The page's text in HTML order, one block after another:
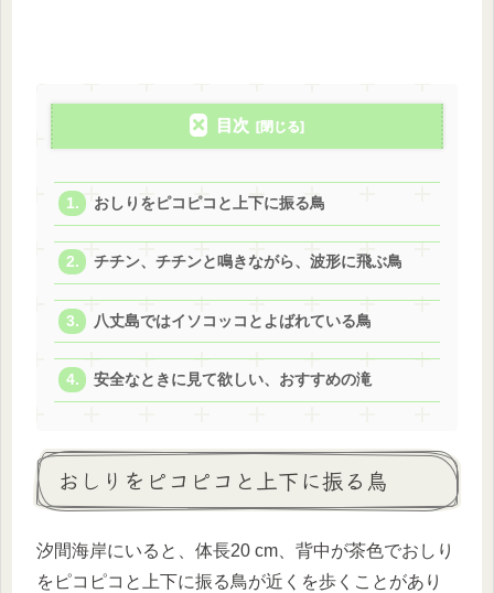
目次
おしりをピコピコと上下に振る鳥
チチン、チチンと鳴きながら、波形に飛ぶ鳥
八丈島ではイソコッコとよばれている鳥
安全なときに見て欲しい、おすすめの滝
おしりをピコピコと上下に振る鳥
汐間海岸にいると、体長20 cm、背中が茶色でおしり
をピコピコと上下に振る鳥が近くを歩くことがあり